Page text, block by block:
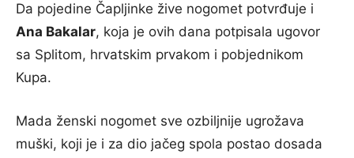
Da pojedine Čapljinke žive nogomet potvrđuje i
Ana Bakalar, koja je ovih dana potpisala ugovor
sa Splitom, hrvatskim prvakom i pobjednikom
Kupa.
Mada ženski nogomet sve ozbiljnije ugrožava
muški, koji je i za dio jačeg spola postao dosada